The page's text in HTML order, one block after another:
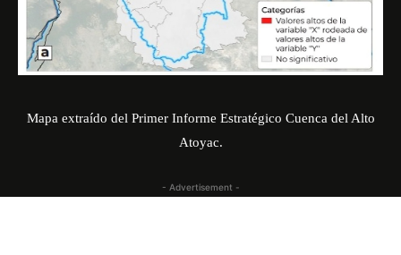
Mapa extraído del Primer Informe Estratégico Cuenca del Alto
Atoyac.
- Advertisement -